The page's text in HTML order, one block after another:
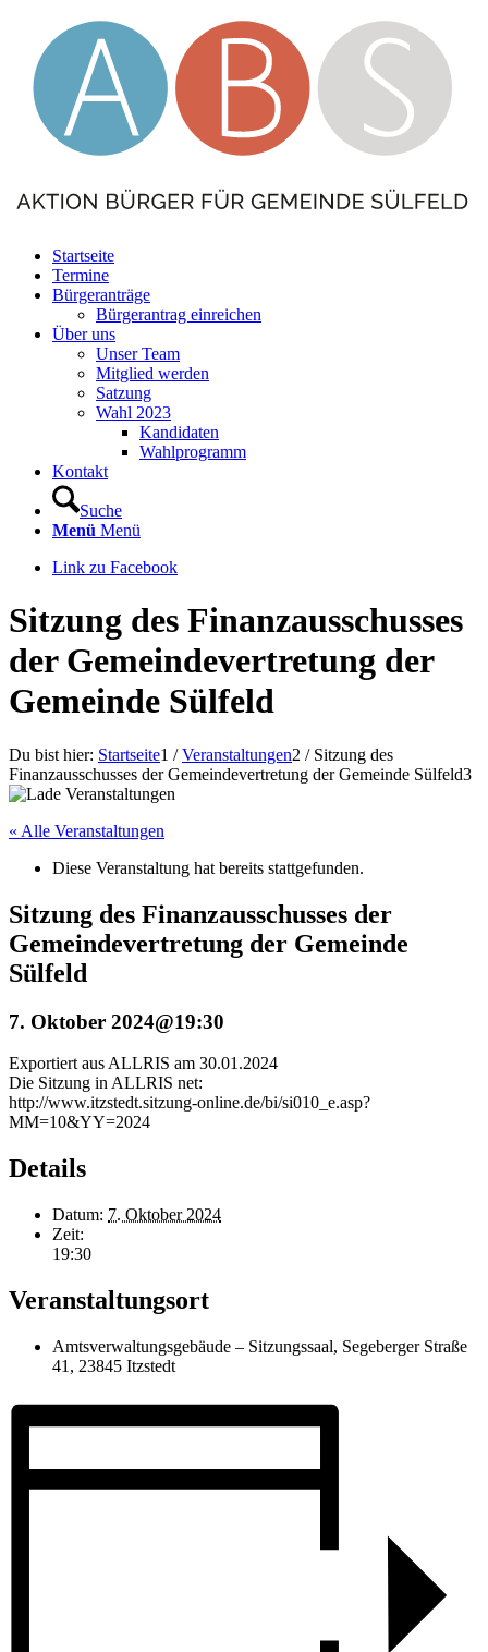
Startseite
Termine
Bürgeranträge
Bürgerantrag einreichen
Über uns
Unser Team
Mitglied werden
Satzung
Wahl 2023
Kandidaten
Wahlprogramm
Kontakt
Suche
Menü Menü
Link zu Facebook
Sitzung des Finanzausschusses
der Gemeindevertretung der
Gemeinde Sülfeld
Du bist hier: Startseite1 / Veranstaltungen2 / Sitzung des
Finanzausschusses der Gemeindevertretung der Gemeinde Sülfeld3
« Alle Veranstaltungen
Diese Veranstaltung hat bereits stattgefunden.
Sitzung des Finanzausschusses der
Gemeindevertretung der Gemeinde
Sülfeld
7. Oktober 2024@19:30
Exportiert aus ALLRIS am 30.01.2024
Die Sitzung in ALLRIS net:
http://www.itzstedt.sitzung-online.de/bi/si010_e.asp?
MM=10&YY=2024
Details
Datum: 7. Oktober 2024
Zeit:
19:30
Veranstaltungsort
Amtsverwaltungsgebäude – Sitzungssaal, Segeberger Straße
41, 23845 Itzstedt